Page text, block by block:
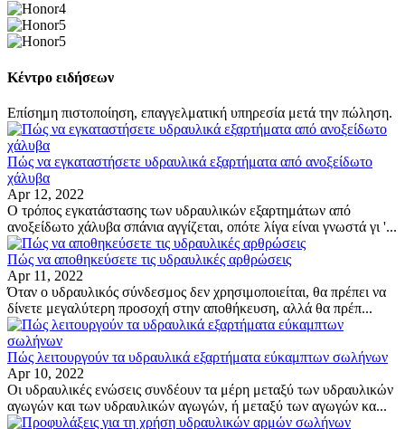
Κέντρο ειδήσεων
Επίσημη πιστοποίηση, επαγγελματική υπηρεσία μετά την πώληση.
Πώς να εγκαταστήσετε υδραυλικά εξαρτήματα από ανοξείδωτο
χάλυβα
Apr 12, 2022
Ο τρόπος εγκατάστασης των υδραυλικών εξαρτημάτων από
ανοξείδωτο χάλυβα σπάνια αγγίζεται, οπότε λίγα είναι γνωστά γι '...
Πώς να αποθηκεύσετε τις υδραυλικές αρθρώσεις
Apr 11, 2022
Όταν ο υδραυλικός σύνδεσμος δεν χρησιμοποιείται, θα πρέπει να
δίνετε μεγαλύτερη προσοχή στην αποθήκευση, αλλά θα πρέπ...
Πώς λειτουργούν τα υδραυλικά εξαρτήματα εύκαμπτων σωλήνων
Apr 10, 2022
Οι υδραυλικές ενώσεις συνδέουν τα μέρη μεταξύ των υδραυλικών
αγωγών και των υδραυλικών αγωγών, ή μεταξύ των αγωγών κα...